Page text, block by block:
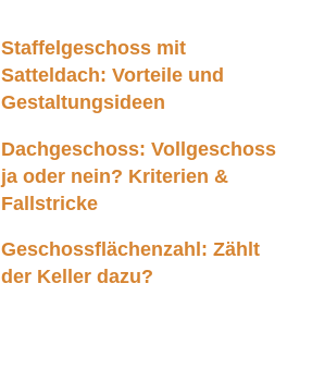
Staffelgeschoss mit
Satteldach: Vorteile und
Gestaltungsideen
Dachgeschoss: Vollgeschoss
ja oder nein? Kriterien &
Fallstricke
Geschossflächenzahl: Zählt
der Keller dazu?